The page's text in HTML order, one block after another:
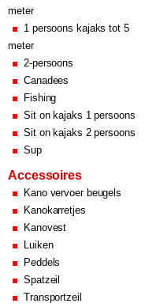
meter
1 persoons kajaks tot 5
meter
2-persoons
Canadees
Fishing
Sit on kajaks 1 persoons
Sit on kajaks 2 persoons
Sup
Accessoires
Kano vervoer beugels
Kanokarretjes
Kanovest
Luiken
Peddels
Spatzeil
Transportzeil